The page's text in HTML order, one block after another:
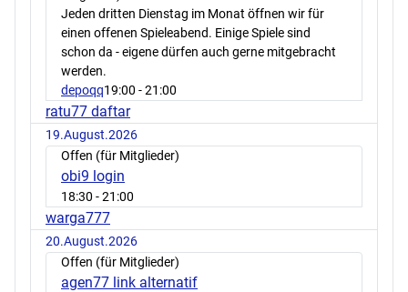
Jeden dritten Dienstag im Monat öffnen wir für
einen offenen Spieleabend. Einige Spiele sind
schon da - eigene dürfen auch gerne mitgebracht
werden.
depoqq19:00 - 21:00
ratu77 daftar
19.August.2026
Offen (für Mitglieder)
obi9 login
18:30 - 21:00
warga777
20.August.2026
Offen (für Mitglieder)
agen77 link alternatif